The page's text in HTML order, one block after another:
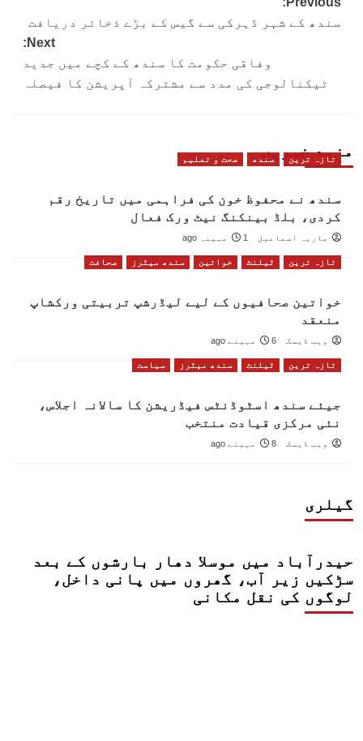
navigation
سندھ کے شہر ڈہرکی سے گیس کے بڑے ذخائر دریافت
Next:
وفاقی حکومت کا سندھ کے کچے میں جدید
ٹیکنالوجی کی مدد سے مشترکہ آپریشن کا فیصلہ
مزید خبریں
تازہ ترین سندھ صحت و تعلیم
سندھ نے محفوظ خون کی فراہمی میں تاریخ رقم
کردی، بلڈ بینکنگ نیٹ ورک فعال
ماریہ اسماعیل 1 مہینہ ago
تازہ ترین ٹیلنٹ خواتین سندھ میٹرز صحافت
خواتین صحافیوں کے لیے لیڈرشپ تربیتی ورکشاپ
منعقد
ویب ڈیسک 6 مہینے ago
تازہ ترین ٹیلنٹ سندھ میٹرز سیاست
جیئے سندھ اسٹوڈنٹس فیڈریشن کا سالانہ اجلاس،
نئی مرکزی قیادت منتخب
ویب ڈیسک 8 مہینے ago
گیلری
حیدرآباد میں موسلا دھار بارشوں کے بعد
سڑکیں زیر آب، گھروں میں پانی داخل،
لوگوں کی نقل مکانی